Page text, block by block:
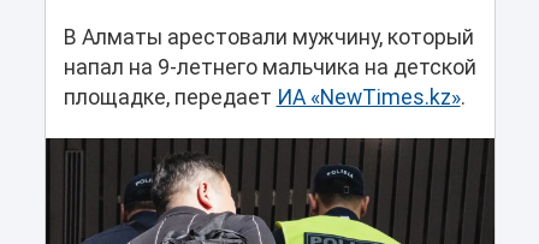
В Алматы арестовали мужчину, который
напал на 9-летнего мальчика на детской
площадке, передает ИА «NewTimes.kz».